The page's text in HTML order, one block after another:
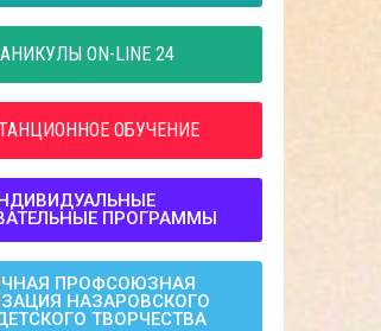
ON-LINE 24
ОБУЧЕНИЕ
ПРОГРАММЫ
ПРОФСОЮЗНАЯ
НАЗАРОВСКОГО
ТВОРЧЕСТВА